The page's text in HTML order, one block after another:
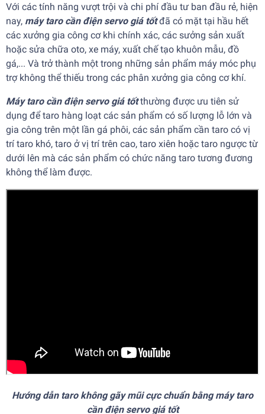
Với các tính năng vượt trội và chi phí đầu tư ban đầu rẻ, hiện
nay, máy taro cần điện servo giá tốtđã có mặt tại hầu hết
các xưởng gia công cơ khi chính xác, các sưởng sản xuất
hoặc sửa chữa oto, xe máy, xuất chế tạo khuôn mẫu, đồ
gá,... Và trở thành một trong những sản phẩm máy móc phụ
trợ không thể thiếu trong các phân xưởng gia công cơ khí.
Máy taro cần điện servo giá tốtthường được ưu tiên sử
dụng để taro hàng loạt các sản phẩm có số lượng lỗ lớn và
gia công trên một lần gá phôi, các sản phẩm cần taro có vị
trí taro khó, taro ở vị trí trên cao, taro xiên hoặc taro ngược từ
dưới lên mà các sản phẩm có chức năng taro tương đương
không thể làm được.
Hướng dẫn taro không gãy mũi cực chuẩn bằng máy taro
cần điện servo giá tốt